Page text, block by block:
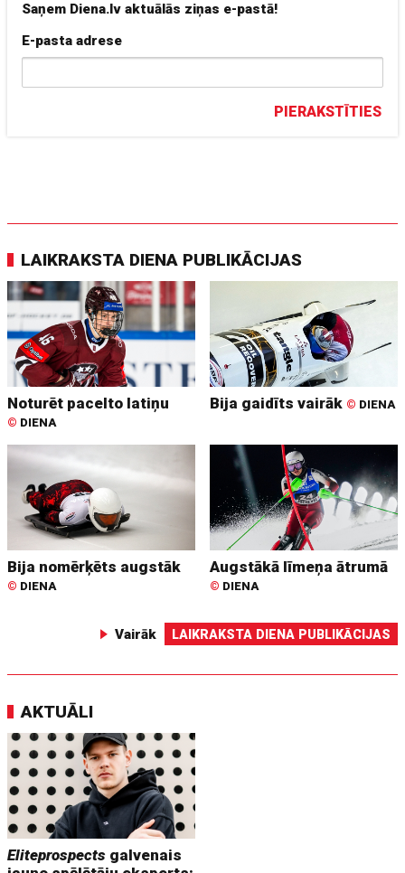
Saņem Diena.lv aktuālās ziņas e-pastā!
E-pasta adrese
PIERAKSTĪTIES
LAIKRAKSTA DIENA PUBLIKĀCIJAS
Noturēt pacelto latiņu
© DIENA
Bija gaidīts vairāk © DIENA
Bija nomērķēts augstāk
© DIENA
Augstākā līmeņa ātrumā
© DIENA
Vairāk LAIKRAKSTA DIENA PUBLIKĀCIJAS
AKTUĀLI
Eliteprospects galvenais